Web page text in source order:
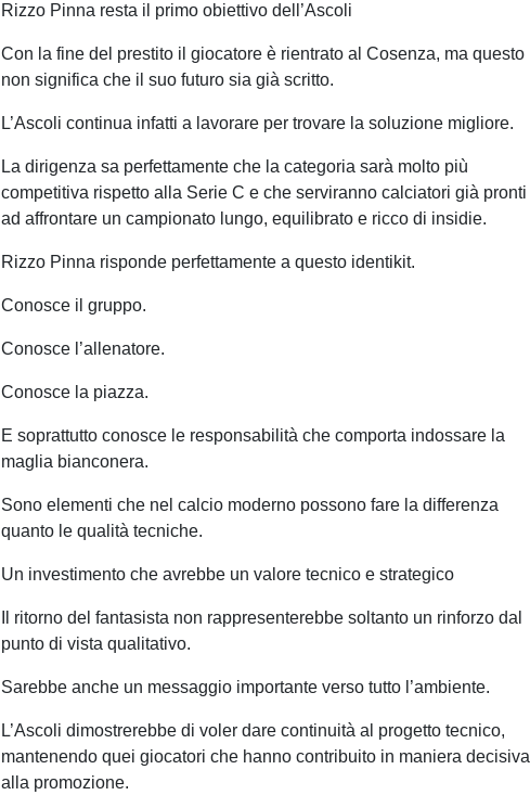
Rizzo Pinna resta il primo obiettivo dell’Ascoli
Con la fine del prestito il giocatore è rientrato al Cosenza, ma questo
non significa che il suo futuro sia già scritto.
L’Ascoli continua infatti a lavorare per trovare la soluzione migliore.
La dirigenza sa perfettamente che la categoria sarà molto più
competitiva rispetto alla Serie C e che serviranno calciatori già pronti
ad affrontare un campionato lungo, equilibrato e ricco di insidie.
Rizzo Pinna risponde perfettamente a questo identikit.
Conosce il gruppo.
Conosce l’allenatore.
Conosce la piazza.
E soprattutto conosce le responsabilità che comporta indossare la
maglia bianconera.
Sono elementi che nel calcio moderno possono fare la differenza
quanto le qualità tecniche.
Un investimento che avrebbe un valore tecnico e strategico
Il ritorno del fantasista non rappresenterebbe soltanto un rinforzo dal
punto di vista qualitativo.
Sarebbe anche un messaggio importante verso tutto l’ambiente.
L’Ascoli dimostrerebbe di voler dare continuità al progetto tecnico,
mantenendo quei giocatori che hanno contribuito in maniera decisiva
alla promozione.